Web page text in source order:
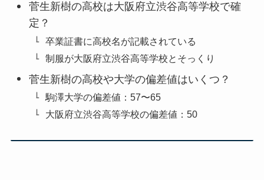
菅生新樹の高校は大阪府立渋谷高等学校で確
定？
卒業証書に高校名が記載されている
制服が大阪府立渋谷高等学校とそっくり
菅生新樹の高校や大学の偏差値はいくつ？
駒澤大学の偏差値：57〜65
大阪府立渋谷高等学校の偏差値：50